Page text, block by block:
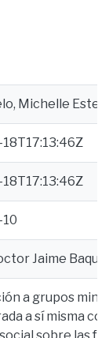
Michelle
Jaime
a grupos
a sí misma